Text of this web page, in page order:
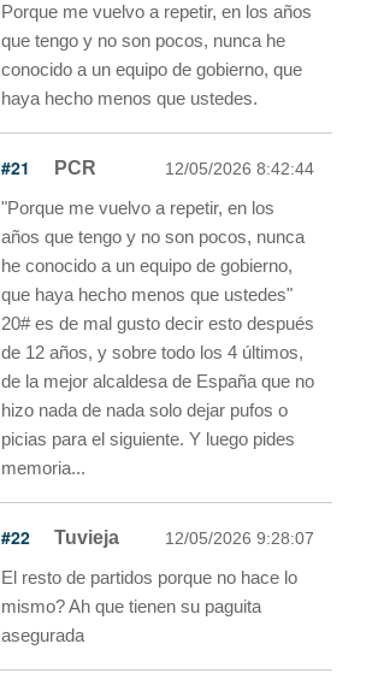
Porque me vuelvo a repetir, en los años
que tengo y no son pocos, nunca he
conocido a un equipo de gobierno, que
haya hecho menos que ustedes.
#21 PCR 12/05/2026 8:42:44
"Porque me vuelvo a repetir, en los
años que tengo y no son pocos, nunca
he conocido a un equipo de gobierno,
que haya hecho menos que ustedes"
20# es de mal gusto decir esto después
de 12 años, y sobre todo los 4 últimos,
de la mejor alcaldesa de España que no
hizo nada de nada solo dejar pufos o
picias para el siguiente. Y luego pides
memoria...
#22 Tuvieja 12/05/2026 9:28:07
El resto de partidos porque no hace lo
mismo? Ah que tienen su paguita
asegurada